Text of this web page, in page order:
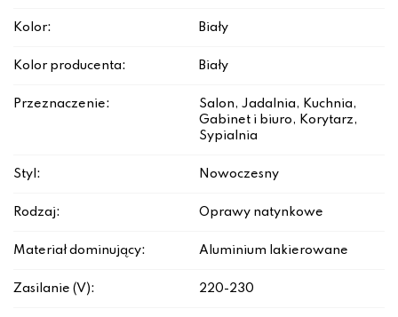
Kolor: Biały
Kolor producenta: Biały
Przeznaczenie:
Salon, Jadalnia, Kuchnia,
Gabinet i biuro, Korytarz,
Sypialnia
Styl: Nowoczesny
Rodzaj: Oprawy natynkowe
Materiał dominujący: Aluminium lakierowane
Zasilanie (V): 220-230